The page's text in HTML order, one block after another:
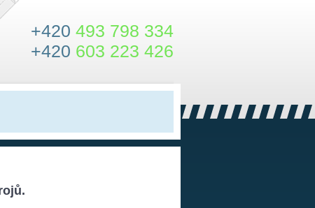
+420 493 798 334
+420 603 223 426